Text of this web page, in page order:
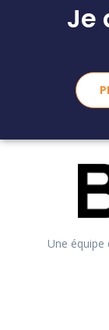
Je
Une équipe